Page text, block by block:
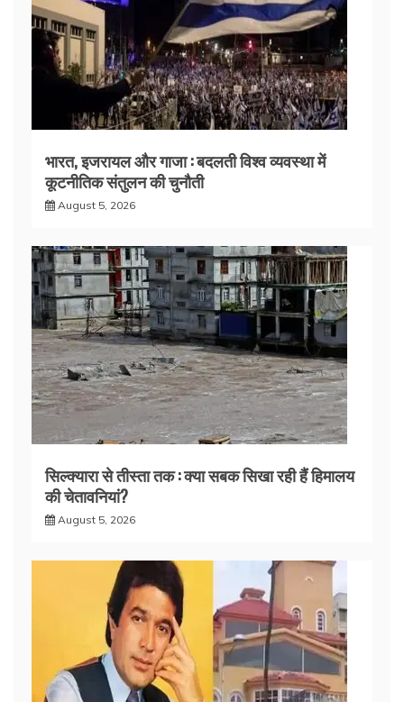
भारत, इजरायल और गाजा : बदलती विश्व व्यवस्था में
कूटनीतिक संतुलन की चुनौती
August 5, 2026
सिल्क्यारा से तीस्ता तक : क्या सबक सिखा रही हैं हिमालय
की चेतावनियां?
August 5, 2026